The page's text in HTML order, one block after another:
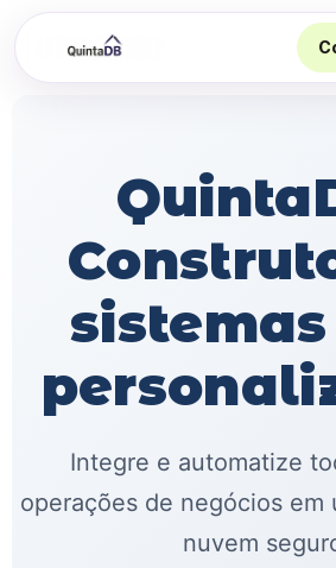
sistemas
Integre e automatize
operações de negócios em
nuvem